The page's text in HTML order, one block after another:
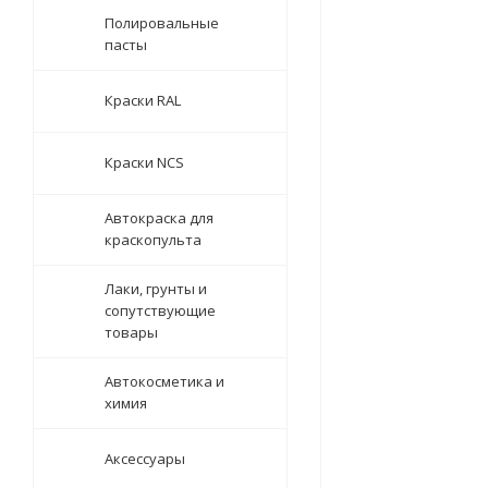
Полировальные
пасты
Краски RAL
Краски NCS
Автокраска для
краскопульта
Лаки, грунты и
сопутствующие
товары
Автокосметика и
химия
Аксессуары